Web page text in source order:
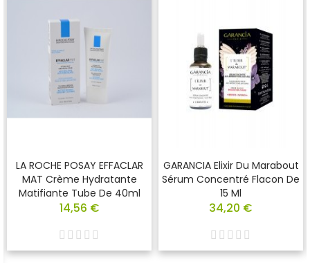
LA ROCHE POSAY EFFACLAR
MAT Crème Hydratante
Matifiante Tube De 40ml
14,56 €
GARANCIA Elixir Du Marabout
Sérum Concentré Flacon De
15 Ml
34,20 €